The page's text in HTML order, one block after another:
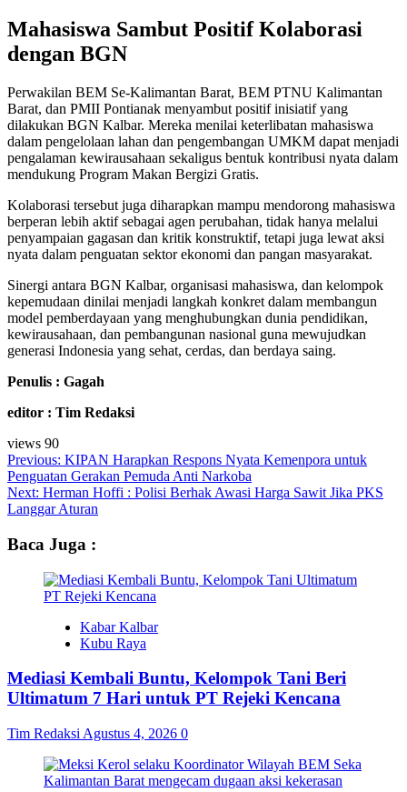
Mahasiswa Sambut Positif Kolaborasi
dengan BGN
Perwakilan BEM Se-Kalimantan Barat, BEM PTNU Kalimantan
Barat, dan PMII Pontianak menyambut positif inisiatif yang
dilakukan BGN Kalbar. Mereka menilai keterlibatan mahasiswa
dalam pengelolaan lahan dan pengembangan UMKM dapat menjadi
pengalaman kewirausahaan sekaligus bentuk kontribusi nyata dalam
mendukung Program Makan Bergizi Gratis.
Kolaborasi tersebut juga diharapkan mampu mendorong mahasiswa
berperan lebih aktif sebagai agen perubahan, tidak hanya melalui
penyampaian gagasan dan kritik konstruktif, tetapi juga lewat aksi
nyata dalam penguatan sektor ekonomi dan pangan masyarakat.
Sinergi antara BGN Kalbar, organisasi mahasiswa, dan kelompok
kepemudaan dinilai menjadi langkah konkret dalam membangun
model pemberdayaan yang menghubungkan dunia pendidikan,
kewirausahaan, dan pembangunan nasional guna mewujudkan
generasi Indonesia yang sehat, cerdas, dan berdaya saing.
Penulis : Gagah
editor : Tim Redaksi
views 90
Post
navigation
Previous: KIPAN Harapkan Respons Nyata Kemenpora untuk
Penguatan Gerakan Pemuda Anti Narkoba
Next: Herman Hoffi : Polisi Berhak Awasi Harga Sawit Jika PKS
Langgar Aturan
Baca Juga :
Kabar Kalbar
Kubu Raya
Mediasi Kembali Buntu, Kelompok Tani Beri
Ultimatum 7 Hari untuk PT Rejeki Kencana
Tim Redaksi Agustus 4, 2026 0